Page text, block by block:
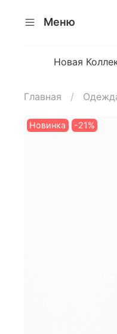
Меню
Новая
Главная
Новинка -21%